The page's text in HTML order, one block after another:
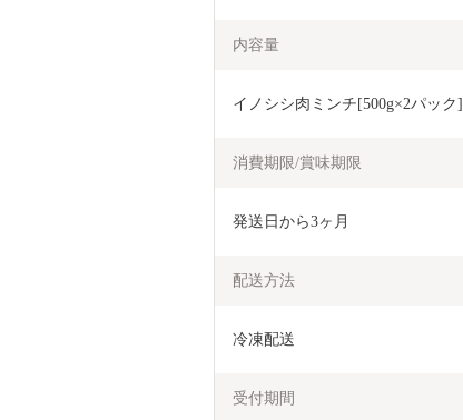
内容量
イノシシ肉ミンチ[500g×2パック]
消費期限/賞味期限
発送日から3ヶ月
配送方法
冷凍配送
受付期間